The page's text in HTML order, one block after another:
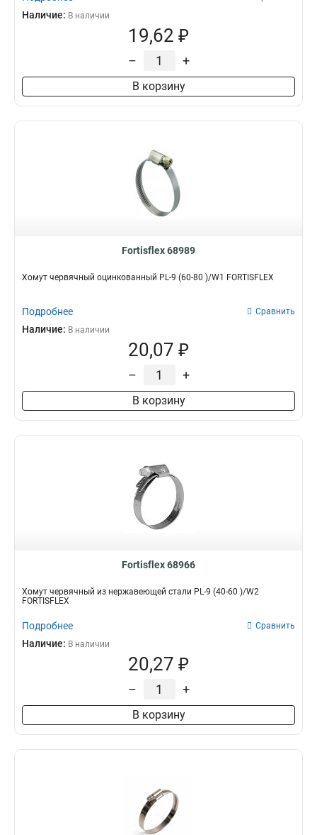
Наличие: В наличии
19,62 ₽
– +
В корзину
Fortisflex 68989
Хомут червячный оцинкованный PL-9 (60-80 )/W1 FORTISFLEX
Подробнее Сравнить
Наличие: В наличии
20,07 ₽
– +
В корзину
Fortisflex 68966
Хомут червячный из нержавеющей стали PL-9 (40-60 )/W2
FORTISFLEX
Подробнее Сравнить
Наличие: В наличии
20,27 ₽
– +
В корзину